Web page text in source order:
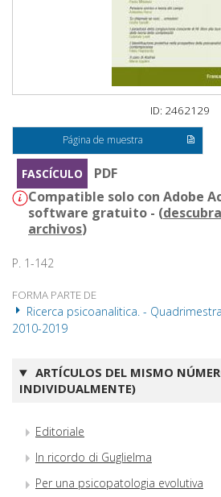
ID: 2462129
Página de muestra
FASCÍCULO
PDF
Compatible solo con Adobe
software gratuito - (
archivos)
P. 1-142
FORMA PARTE DE
Ricerca psicoanalitica. -
2010-2019
ARTÍCULOS DEL MISMO
INDIVIDUALMENTE)
Editoriale
In ricordo di Guglielma
Per una psicopatologia evolutiva